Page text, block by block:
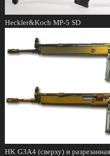
Heckler&Koch МР-5 SD
HK G3A4 (сверху) и